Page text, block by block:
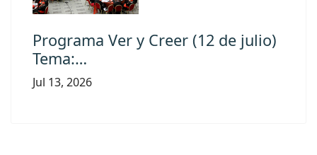
Programa Ver y Creer (12 de julio)
Tema:…
Jul 13, 2026